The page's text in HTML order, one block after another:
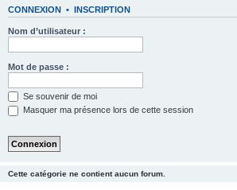
CONNEXION • INSCRIPTION
Nom d’utilisateur :
Mot de passe :
Se souvenir de moi
Masquer ma présence lors de cette session
Cette catégorie ne contient aucun forum.